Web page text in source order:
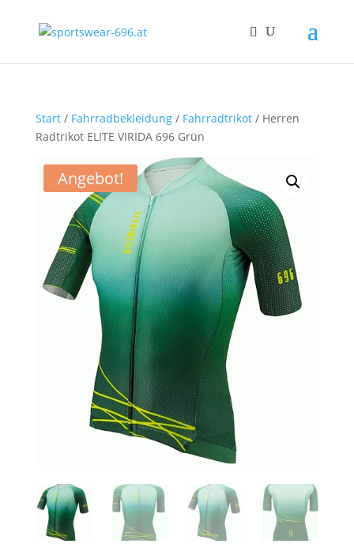
Start/ Fahrradbekleidung/ Fahrradtrikot/ Herren
Radtrikot ELITE VIRIDA 696 Grün
Angebot!